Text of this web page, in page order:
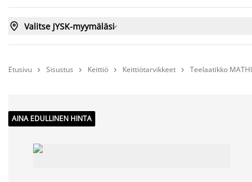
 Valitse JYSK-myymäläsi
Etusivu  Sisustus  Keittiö  Keittiötarvikkeet  Teelaatikko
AINA EDULLINEN HINTA